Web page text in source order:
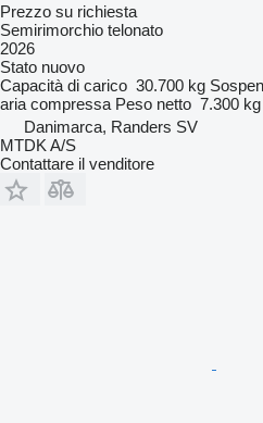
Prezzo su richiesta
Semirimorchio telonato
2026
Stato nuovo
Capacità di carico 30.700 kg
aria compressa Peso netto 7.300 kg
Danimarca, Randers SV
MTDK A/S
Contattare il venditore